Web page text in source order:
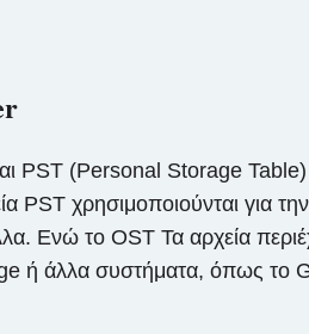
PST (Personal Storage Table)
PST χρησιμοποιούνται
Ενώ το OST Τα αρχεία
ή άλλα συστήματα, όπως